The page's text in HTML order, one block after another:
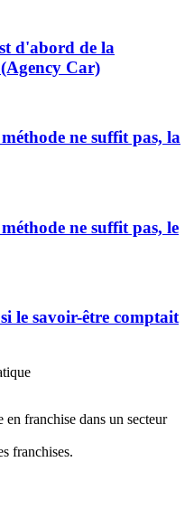
d'abord de la
Car)
ne suffit pas, la
ne suffit pas, le
le savoir-être comptait
franchise dans un secteur
franchises.